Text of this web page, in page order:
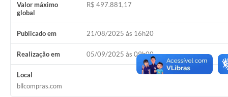
Valor máximo
global
R$ 497.881,17
Publicado em 21/08/2025 às 16h20
Realização em 05/09/2025 às 09h00
Local
bllcompras.com